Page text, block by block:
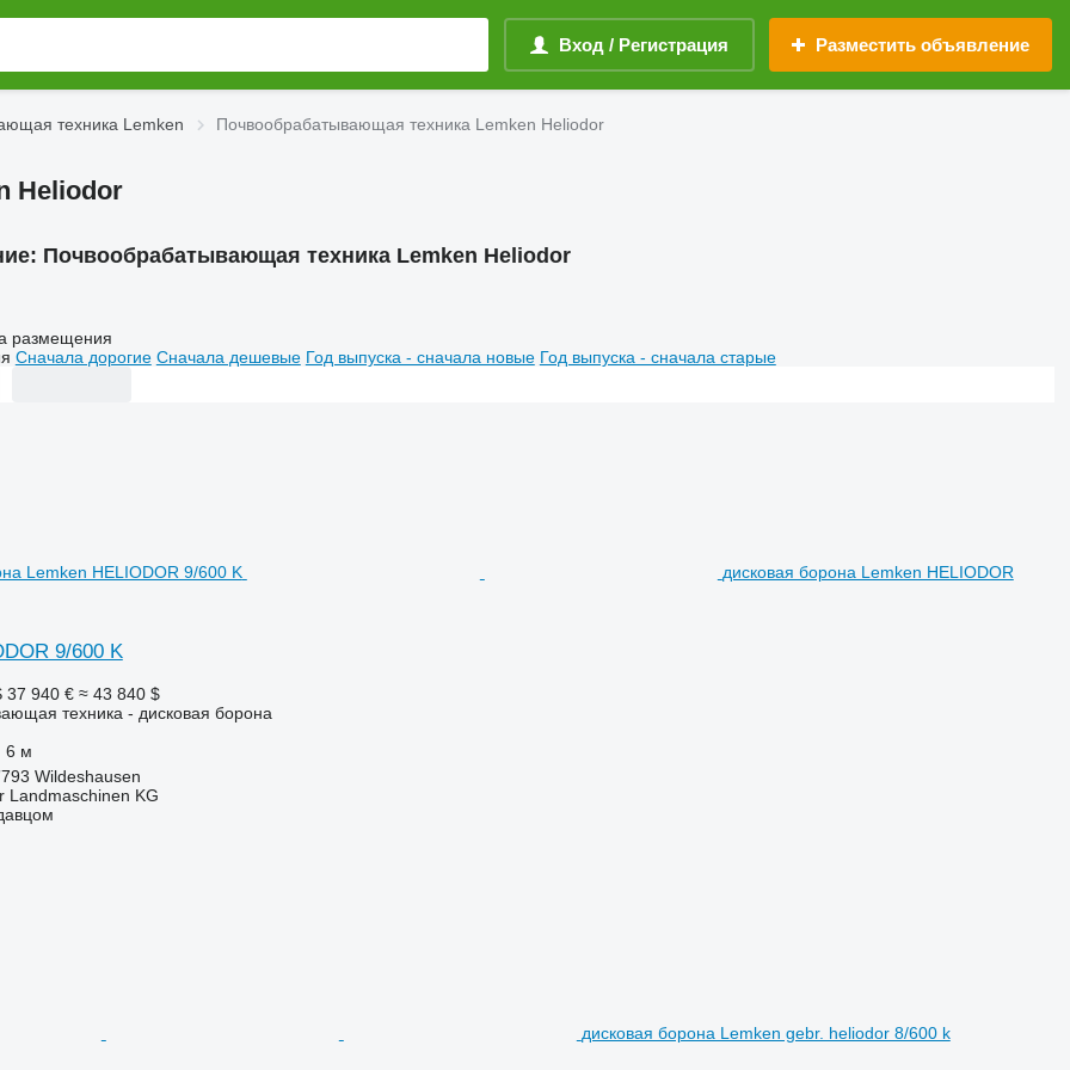
Вход / Регистрация Разместить объявление
техника Lemken Почвообрабатывающая техника Lemken Heliodor
Heliodor
Почвообрабатывающая техника Lemken Heliodor
размещения
Сначала дорогие Сначала дешевые Год выпуска - сначала новые Год выпуска - сначала старые
дисковая борона Lemken HELIODOR
9/600 K
37 940 € ≈ 43 840 $
техника - дисковая борона
6 м
Wildeshausen
Landmaschinen KG
дисковая борона Lemken gebr. heliodor 8/600 k